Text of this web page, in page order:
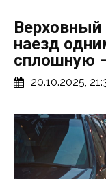
Верховный
наезд
сплошную
20.10.2025,